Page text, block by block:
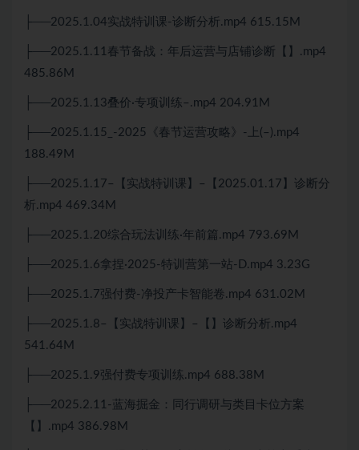
├──2025.1.04实战特训课-诊断分析.mp4 615.15M
├──2025.1.11春节备战：年后运营与店铺诊断【】.mp4
485.86M
├──2025.1.13叠价·专项训练–.mp4 204.91M
├──2025.1.15_-2025《春节运营攻略》-上(–).mp4
188.49M
├──2025.1.17–【实战特训课】–【2025.01.17】诊断分
析.mp4 469.34M
├──2025.1.20综合玩法训练·年前篇.mp4 793.69M
├──2025.1.6拿捏·2025-特训营第一站-D.mp4 3.23G
├──2025.1.7强付费-净投产卡智能卷.mp4 631.02M
├──2025.1.8–【实战特训课】–【】诊断分析.mp4
541.64M
├──2025.1.9强付费专项训练.mp4 688.38M
├──2025.2.11-蓝海掘金：同行调研与类目卡位方案
【】.mp4 386.98M